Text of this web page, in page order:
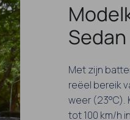
Sedan
Met zijn
reëel bereik
weer (23°C).
tot 100 km/h